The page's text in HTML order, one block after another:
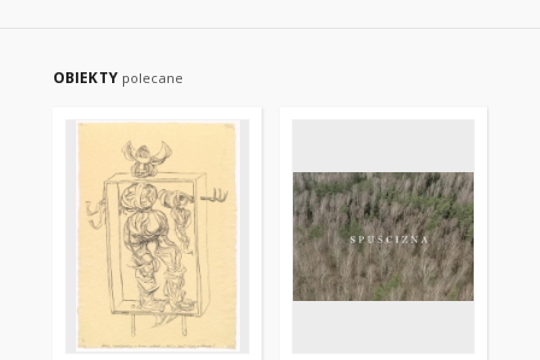
OBIEKTY polecane